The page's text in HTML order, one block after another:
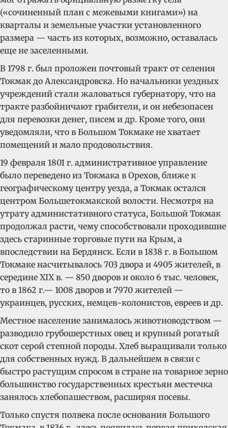
(«сочиненный план с межевыми книгами») на
кварталы и земельные участки установленного
размера — часть из которых, возможно, оставалась
еще не заселенными.
В 1798 г. был проложен почтовый тракт от селения
Токмак до Александровска. Но начальники уездных
учреждений стали жаловаться губернатору, что на
тракте разбойничают грабители, и он небезопасен
для перевозки денег, писем и др. Кроме того, они
уведомляли, что в Большом Токмаке не хватает
помещений и мало продовольствия.
19 февраля 1801 г. административное управление
было переведено из Токмака в Орехов, ближе к
географическому центру уезда, а Токмак остался
центром Большетокмакской волости. Несмотря на
утрату администативного статуса, Большой Токмак
продолжал расти, чему способствовали проходившие
здесь старинные торговые пути на Крым, а
впоследствии на Бердянск. Если в 1838 г. в Большом
Токмаке насчитывалось 703 двора и 4905 жителей, в
середине XIX в. — 850 дворов и около 6 тыс. человек,
то в 1862 г.— 1008 дворов и 7970 жителей —
украинцев, русских, немцев-колонистов, евреев и др.
Местное население занималось животноводством —
разводило грубошерстных овец и крупный рогатый
скот серой степной породы. Хлеб выращивали только
для собственных нужд. В дальнейшем в связи с
быстро растущим спросом в стране на товарное зерно
большинство государственных крестьян местечка
занялось хлебопашеством, расширяя посевы.
Только спустя полвека после основания Большого